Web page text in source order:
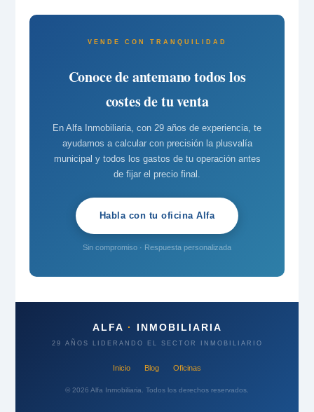
VENDE CON TRANQUILIDAD
Conoce de antemano todos los
costes de tu venta
En Alfa Inmobiliaria, con 29 años de experiencia, te
ayudamos a calcular con precisión la plusvalía
municipal y todos los gastos de tu operación antes
de fijar el precio final.
Habla con tu oficina Alfa
Sin compromiso · Respuesta personalizada
ALFA · INMOBILIARIA
29 AÑOS LIDERANDO EL SECTOR INMOBILIARIO
Inicio Blog Oficinas
© 2026 Alfa Inmobiliaria. Todos los derechos reservados.